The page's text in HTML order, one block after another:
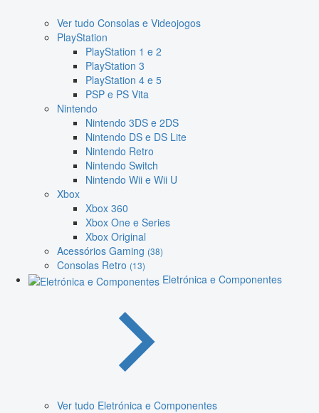
Ver tudo Consolas e Videojogos
PlayStation
PlayStation 1 e 2
PlayStation 3
PlayStation 4 e 5
PSP e PS Vita
Nintendo
Nintendo 3DS e 2DS
Nintendo DS e DS Lite
Nintendo Retro
Nintendo Switch
Nintendo Wii e Wii U
Xbox
Xbox 360
Xbox One e Series
Xbox Original
Acessórios Gaming (38)
Consolas Retro (13)
Eletrónica e Componentes
Ver tudo Eletrónica e Componentes